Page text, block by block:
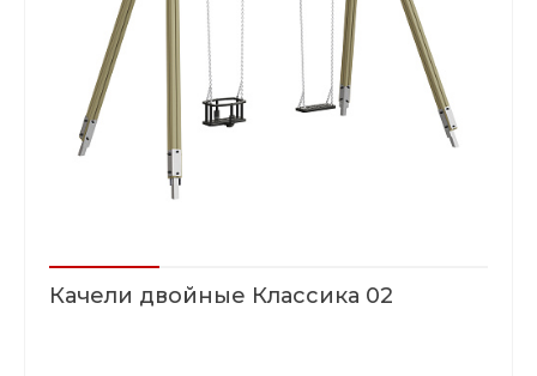
Качели двойные Классика 02